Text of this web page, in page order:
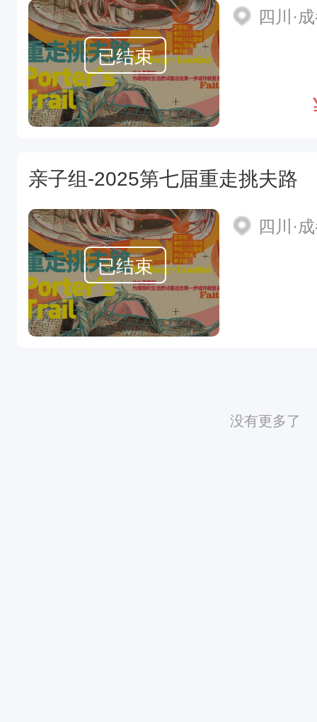
已结束
四川·
亲子组-2025第七届重走挑夫路
已结束
四川·
没有更多了